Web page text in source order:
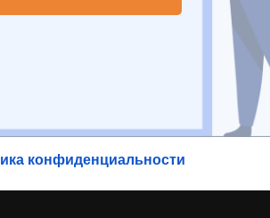
конфиденциальности